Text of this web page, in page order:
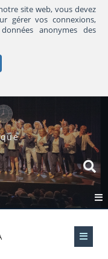
site web, vous devez
gérer vos connexions,
anonymes des